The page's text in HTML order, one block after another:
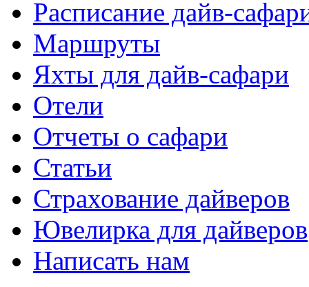
Расписание дайв-
Маршруты
Яхты для дайв-сафари
Отели
Отчеты о сафари
Статьи
Страхование дайверов
Ювелирка для дайверов
Написать нам